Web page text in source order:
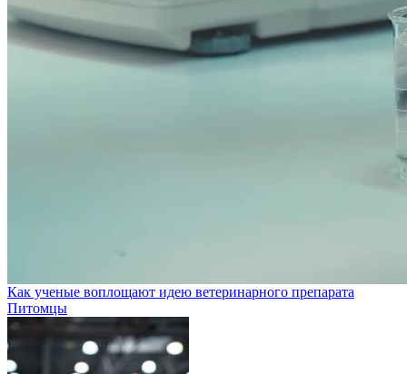
Как ученые воплощают идею ветеринарного препарата
Питомцы